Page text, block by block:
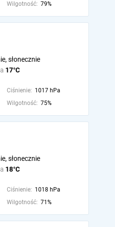
Wilgotność: 79%
17°C
słonecznie
Ciśnienie: 1017 hPa
Wilgotność: 75%
18°C
słonecznie
Ciśnienie: 1018 hPa
Wilgotność: 71%